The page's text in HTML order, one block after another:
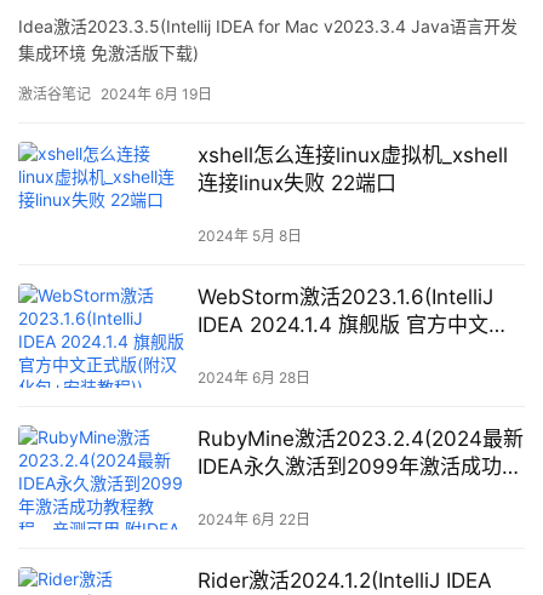
Idea激活2023.3.5(Intellij IDEA for Mac v2023.3.4 Java语言开发
集成环境 免激活版下载)
激活谷笔记 2024年 6月 19日
xshell怎么连接linux虚拟机_xshell
连接linux失败 22端口
2024年 5月 8日
WebStorm激活2023.1.6(IntelliJ
IDEA 2024.1.4 旗舰版 官方中文正
2024年 6月 28日
RubyMine激活2023.2.4(2024最新
IDEA永久激活到2099年激活成功教
2024年 6月 22日
Rider激活2024.1.2(IntelliJ IDEA